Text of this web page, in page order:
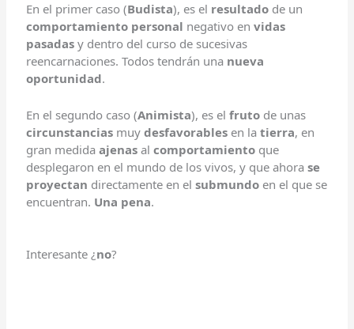
En el primer caso (Budista), es el resultado de un
comportamiento personal negativo envidas
pasadas y dentro del curso de sucesivas
reencarnaciones. Todos tendrán una nueva
oportunidad.
En el segundo caso (Animista), es elfruto de unas
circunstancias muydesfavorables en latierra, en
gran medidaajenas alcomportamiento que
desplegaron en el mundo de los vivos, y que ahorase
proyectan directamente en elsubmundo en el que se
encuentran. Una pena.
Interesante ¿no?